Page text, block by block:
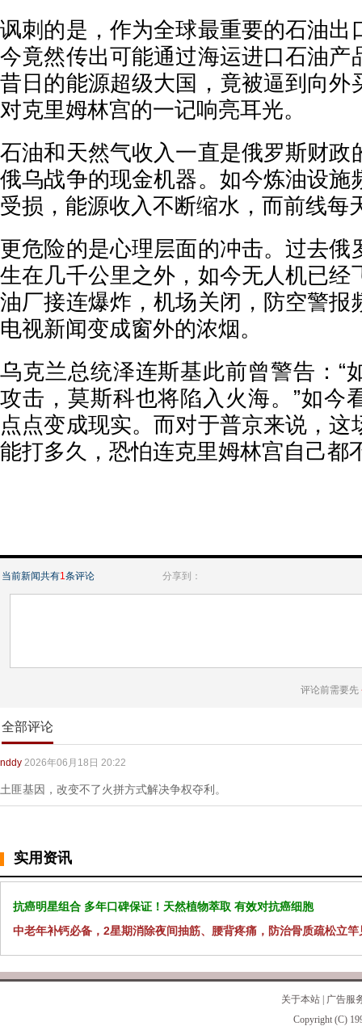
讽刺的是，作为全球最重要的石油出
今竟然传出可能通过海运进口石油产
昔日的能源超级大国，竟被逼到向外
对克里姆林宫的一记响亮耳光。
石油和天然气收入一直是俄罗斯财政
俄乌战争的现金机器。如今炼油设施
受损，能源收入不断缩水，而前线每
更危险的是心理层面的冲击。过去俄
生在几千公里之外，如今无人机已经
油厂接连爆炸，机场关闭，防空警报
电视新闻变成窗外的浓烟。
乌克兰总统泽连斯基此前曾警告：“
攻击，莫斯科也将陷入火海。”如今
点点变成现实。而对于普京来说，这
能打多久，恐怕连克里姆林宫自己都
当前新闻共有1条评论 分享到：
评论前需要先
全部评论
nddy 2026年06月18日 20:22
土匪基因，改变不了火拼方式解决争权夺利。
实用资讯
抗癌明星组合 多年口碑保证！天然植物萃取 有效对抗癌细胞
中老年补钙必备，2星期消除夜间抽筋、腰背疼痛，防治骨质疏松立竿
关于本站
广告服
Copyright (C)